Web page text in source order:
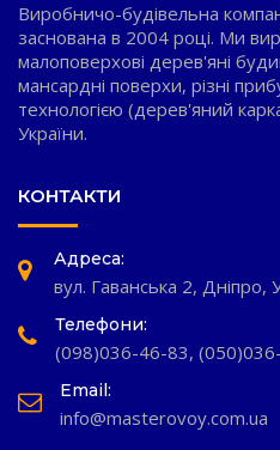
Виробничо-будівельна
заснована в 2004 році. Ми
малоповерхові дерев'яні
мансардні поверхи, різні
технологією (дерев'яний
України.
КОНТАКТИ
Адреса:
вул. Гаванська 2, Дніпро,
Телефони:
(098)036-46-83,
Email:
info@masterovoy.com.ua